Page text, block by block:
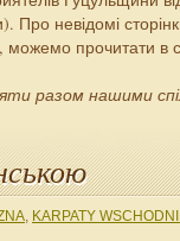
невідомі
можемо прочитати в
разом нашими
, KARPATY